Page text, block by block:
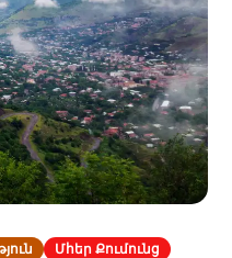
Մհեր Քումունց